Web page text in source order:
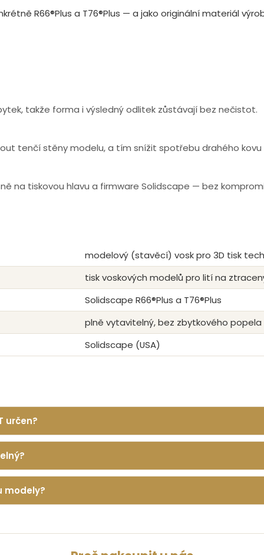
R66®Plus a T76®Plus — a jako originální materiál
takže forma i výsledný odlitek zůstávají bez nečistot.
tenčí stěny modelu, a tím snížit spotřebu drahého kovu
na tiskovou hlavu a firmware Solidscape — bez
modelový (stavěcí) vosk pro 3D tisk
tisk voskových modelů pro lití na
Solidscape R66®Plus a T76®Plus
plně vytavitelný, bez zbytkového popela
Solidscape (USA)
určen?
modely?